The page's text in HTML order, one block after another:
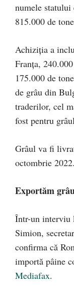
numele statului
815.000 de
Achiziţia a
Franţa,
175.000 de
de grâu din
traderilor, cel
fost pentru
Grâul va fi
octombrie 2022.
Exportăm
Într-un interviu
Simion,
confirma că
importă pâine
Mediafax.